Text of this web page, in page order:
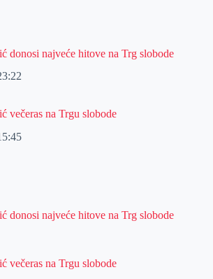
donosi najveće hitove na Trg slobode
večeras na Trgu slobode
donosi najveće hitove na Trg slobode
večeras na Trgu slobode